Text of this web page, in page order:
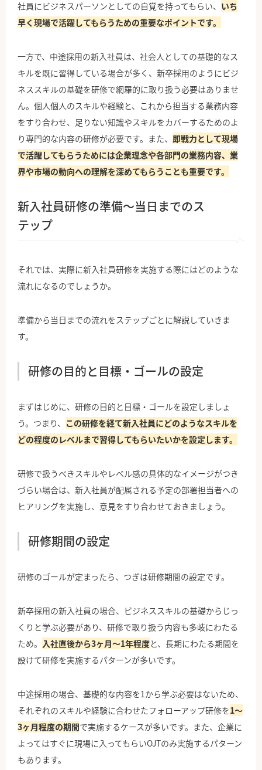
社員にビジネスパーソンとしての自覚を持ってもらい、 いち
早く現場で活躍してもらうための重要なポイントです。
一方で、中途採用の新入社員は、社会人としての基礎的なス
キルを既に習得している場合が多く、新卒採用のようにビジ
ネススキルの基礎を研修で網羅的に取り扱う必要はありませ
ん。個人個人のスキルや経験と、これから担当する業務内容
をすり合わせ、足りない知識やスキルをカバーするためのよ
り専門的な内容の研修が必要です。また、 即戦力として現場
で活躍してもらうためには企業理念や各部門の業務内容、業
界や市場の動向への理解を深めてもらうことも重要です。
新入社員研修の準備〜当日までのス
テップ
それでは、実際に新入社員研修を実施する際にはどのような
流れになるのでしょうか。
準備から当日までの流れをステップごとに解説していきま
す。
研修の目的と目標・ゴールの設定
まずはじめに、研修の目的と目標・ゴールを設定しましょ
う。つまり、 この研修を経て新入社員にどのようなスキルを
どの程度のレベルまで習得してもらいたいかを設定します。
研修で扱うべきスキルやレベル感の具体的なイメージがつき
づらい場合は、新入社員が配属される予定の部署担当者への
ヒアリングを実施し、意見をすり合わせておきましょう。
研修期間の設定
研修のゴールが定まったら、つぎは研修期間の設定です。
新卒採用の新入社員の場合、ビジネススキルの基礎からじっ
くりと学ぶ必要があり、研修で取り扱う内容も多岐にわたる
ため。 入社直後から3ヶ月〜1年程度と、長期にわたる期間を
設けて研修を実施するパターンが多いです。
中途採用の場合、基礎的な内容を1から学ぶ必要はないため、
それぞれのスキルや経験に合わせたフォローアップ研修を1〜
3ヶ月程度の期間で実施するケースが多いです。また、企業に
よってはすぐに現場に入ってもらいOJTのみ実施するパターン
もあります。